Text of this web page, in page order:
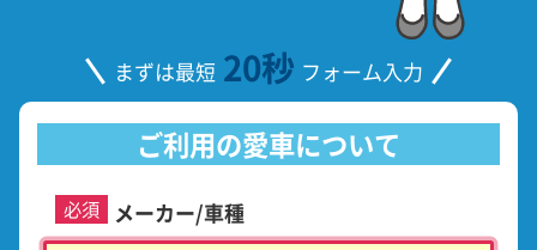
まずは最短 20秒 フォーム入力
ご利用の愛車について
メーカー/車種
必須